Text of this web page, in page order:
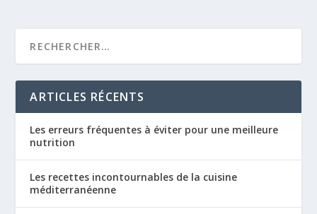
ARTICLES RÉCENTS
Les erreurs fréquentes à éviter pour une meilleure
nutrition
Les recettes incontournables de la cuisine
méditerranéenne